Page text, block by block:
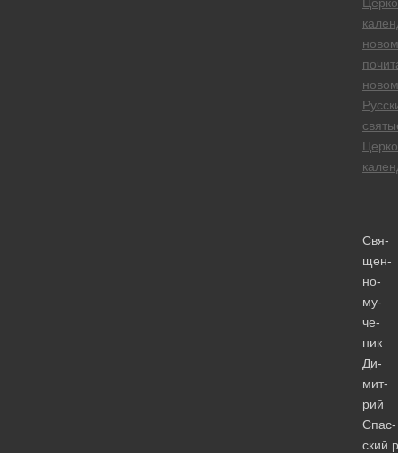
Свя­
щен­
но­
му­
че­
ник
Ди­
мит­
рий
Спас­
ский